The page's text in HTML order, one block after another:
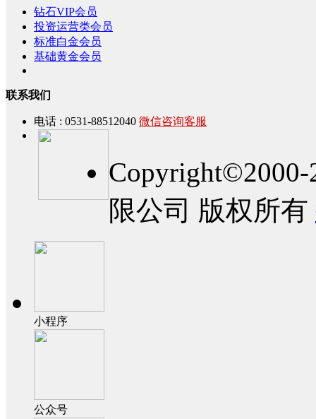
钻石VIP会员
投资运营类会员
标准白金会员
基础黄金会员
联系我们
电话 : 0531-88512040 微信咨询客服
限公司 版权所有
小程序
公众号